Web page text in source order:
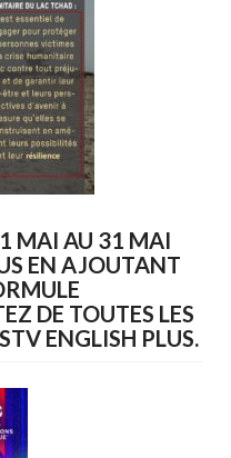
MAI AU 31 MAI
EN AJOUTANT
DE TOUTES LES
ENGLISH PLUS.